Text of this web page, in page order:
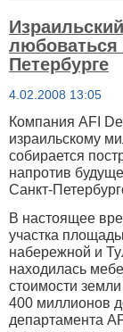
любоваться
Петербурге
4.02.2008 13:05
Компания AFI
израильскому
собирается
напротив
Санкт-
В настоящее
участка
набережной и
находилась
стоимости
400 миллионов
департамента